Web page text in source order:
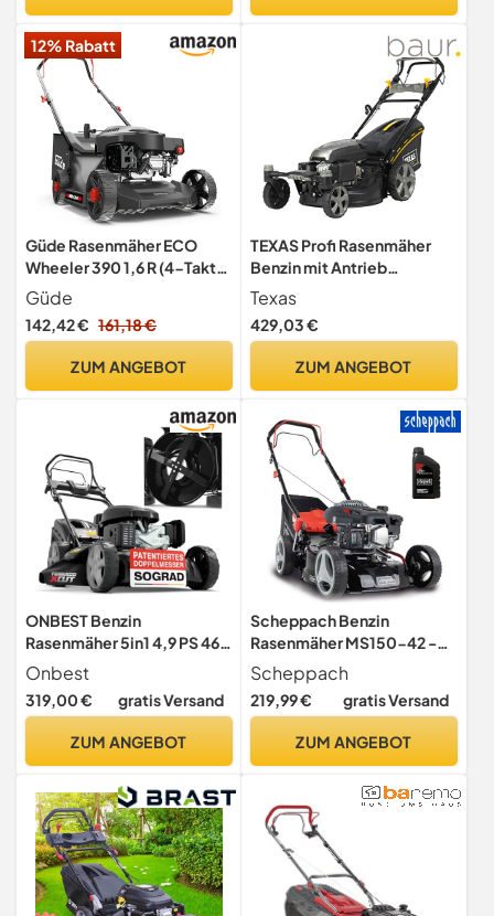
12% Rabatt
Güde Rasenmäher ECO
Wheeler 390 1,6 R (4-Takt
Benzinmotor 1,6/2 (kW/PS),
Schnittbreite 390 mm,
Fangeinrichtung 35 l, 3-
Schnitthöhenverstellung
Sammeln, Heckauswurf)
Güde
142,42 € 161,18 €
ZUM ANGEBOT
TEXAS Profi Rasenmäher
Benzin mit Antrieb
Radantrieb Hochgrasmäher
ZT 5110TR/W Zero Turn 3in1
mit schwenkbarer
196cm³ | 4-Takt | 51cm |
Mulchfunktion
Texas
429,03 €
ZUM ANGEBOT
ONBEST Benzin
Rasenmäher 5in1 4,9 PS 46
cm mit Radantrieb
Onbest
319,00 € gratis Versand
ZUM ANGEBOT
Scheppach Benzin
Rasenmäher MS150-42 -
3,5PS | Schnittbreite 42cm
| Radantrieb | Stahlgehäuse
| Reinigungsfunktion |
7-stufige Höhenverstellung
Scheppach
219,99 € gratis Versand
ZUM ANGEBOT